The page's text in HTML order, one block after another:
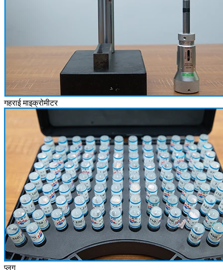
गहराई माइक्रोमीटर
प्लग